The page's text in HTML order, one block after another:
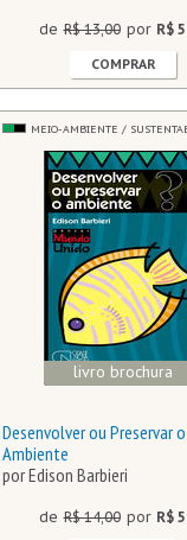
de R$ 13,00 por R$
COMPRAR
MEIO-AMBIENTE /
livro brochura
Desenvolver ou Preservar
Ambiente
por Edison Barbieri
de R$ 14,00 por R$